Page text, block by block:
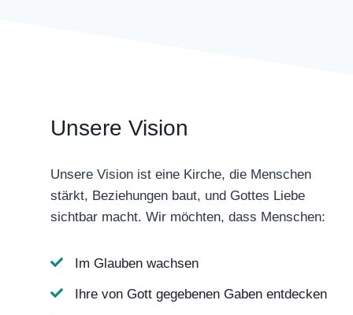
Unsere Vision
Unsere Vision ist eine Kirche, die Menschen
stärkt, Beziehungen baut, und Gottes Liebe
sichtbar macht. Wir möchten, dass Menschen:
Im Glauben wachsen
Ihre von Gott gegebenen Gaben entdecken